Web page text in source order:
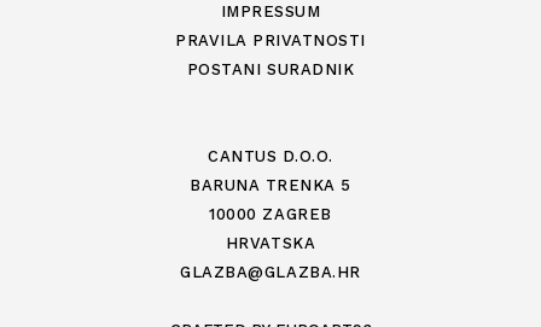
IMPRESSUM
PRAVILA PRIVATNOSTI
POSTANI SURADNIK
CANTUS D.O.O.
BARUNA TRENKA 5
10000 ZAGREB
HRVATSKA
GLAZBA@GLAZBA.HR